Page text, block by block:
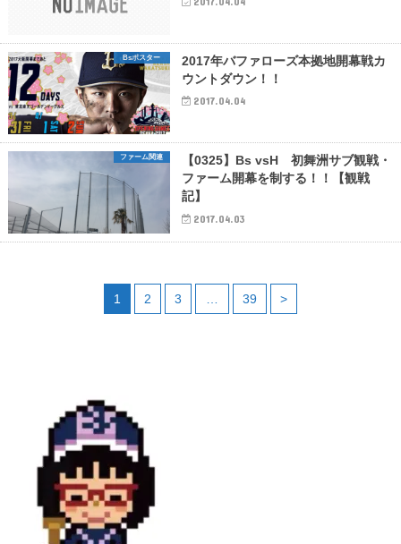
Bsポスター
2017年バファローズ本拠地開幕戦カ
ウントダウン！！
2017.04.04
ファーム関連
【0325】Bs vsH 初舞洲サブ観戦・
ファーム開幕を制する！！【観戦
記】
2017.04.03
1 2 3 39 >